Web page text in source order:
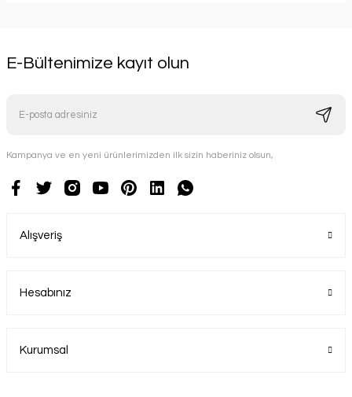
E-Bültenimize kayıt olun
Kampanya ve en yeni ürünlerimizden ilk sizin haberiniz olsun,
Alışveriş
Hesabınız
Kurumsal